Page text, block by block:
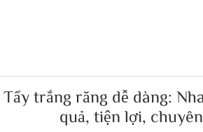
Tẩy trắng răng dễ dàng:
quả, tiện lợi,